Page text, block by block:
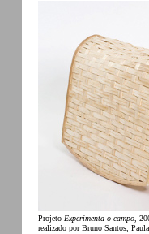
Projeto Experimenta o campo ,
realizado por Bruno Santos,